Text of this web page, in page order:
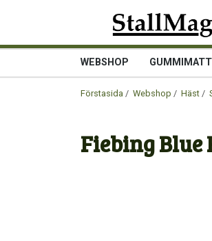
WEBSHOP
Förstasida / Webshop / Häst /
Fiebing Blue